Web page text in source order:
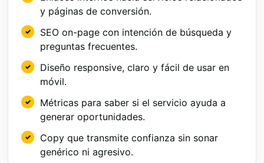
y páginas de conversión.
SEO on-page con intención de búsqueda y
preguntas frecuentes.
Diseño responsive, claro y fácil de usar en
móvil.
Métricas para saber si el servicio ayuda a
generar oportunidades.
Copy que transmite confianza sin sonar
genérico ni agresivo.